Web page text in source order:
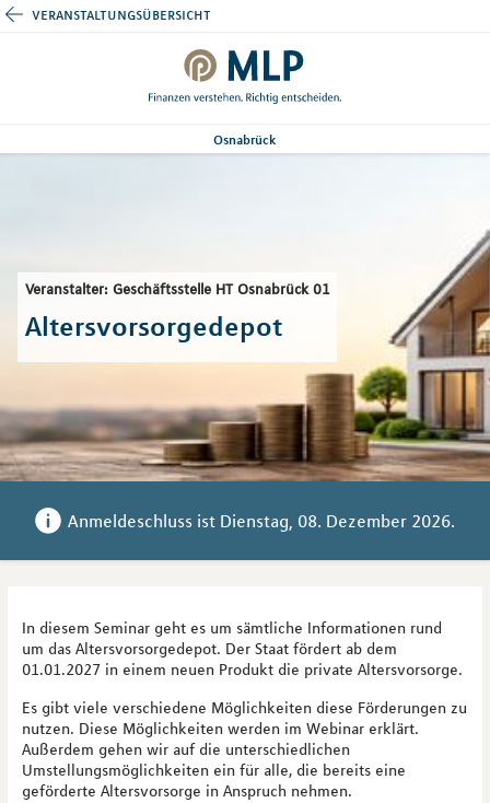
veranstaltungsübersicht
Osnabrück
Veranstalter: Geschäftsstelle HT Osnabrück 01
Altersvorsorgedepot
Anmeldeschluss ist Dienstag, 08. Dezember 2026.
In diesem Seminar geht es um sämtliche Informationen rund
um das Altersvorsorgedepot. Der Staat fördert ab dem
01.01.2027 in einem neuen Produkt die private Altersvorsorge.
Es gibt viele verschiedene Möglichkeiten diese Förderungen zu
nutzen. Diese Möglichkeiten werden im Webinar erklärt.
Außerdem gehen wir auf die unterschiedlichen
Umstellungsmöglichkeiten ein für alle, die bereits eine
geförderte Altersvorsorge in Anspruch nehmen.